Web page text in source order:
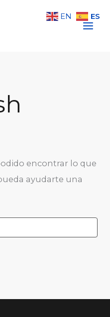
encontrar lo que
ayudarte una
EN ES